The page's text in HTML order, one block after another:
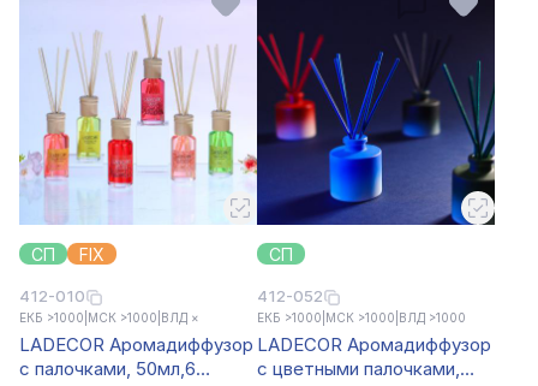
СП FIX
412-010
ЕКБ >1000 МСК >1000 ВЛД ×
LADECOR Аромадиффузор
с палочками, 50мл,6
СП
412-052
ЕКБ >1000 МСК >1000 ВЛД >1000
LADECOR Аромадиффузор
с цветными палочками,